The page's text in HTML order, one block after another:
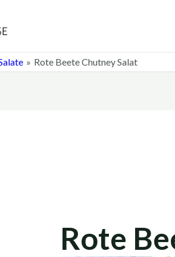
Rote Beete Chutney Salat
Rote